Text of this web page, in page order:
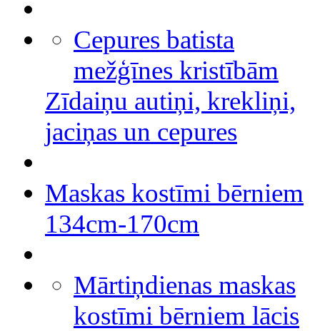
Cepures batista
mežģīnes kristībām
Zīdaiņu autiņi, krekliņi,
jaciņas un cepures
Maskas kostīmi bērniem
134cm-170cm
Mārtiņdienas maskas
kostīmi bērniem lācis